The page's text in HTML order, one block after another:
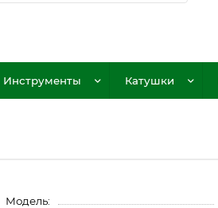
Инструменты Катушки
Модель: